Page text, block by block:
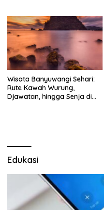
Wisata Banyuwangi Sehari:
Rute Kawah Wurung,
Djawatan, hingga Senja di
Edukasi